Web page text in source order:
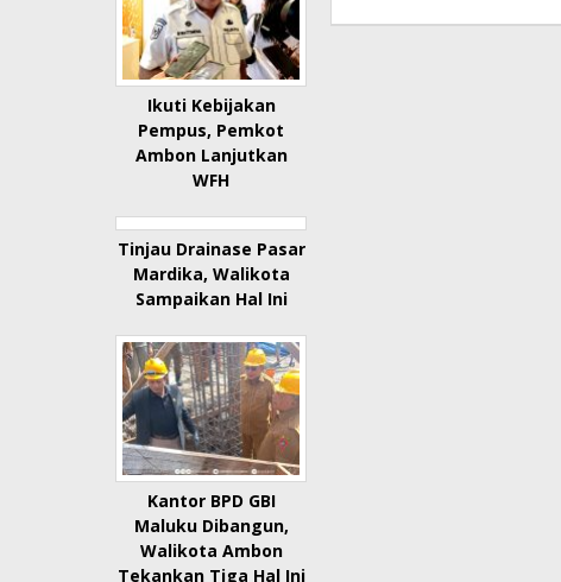
Ikuti Kebijakan
Pempus, Pemkot
Ambon Lanjutkan
WFH
Tinjau Drainase Pasar
Mardika, Walikota
Sampaikan Hal Ini
Kantor BPD GBI
Maluku Dibangun,
Walikota Ambon
Tekankan Tiga Hal Ini